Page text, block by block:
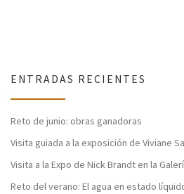
ENTRADAS RECIENTES
Reto de junio: obras ganadoras
Visita guiada a la exposición de Viviane
Visita a la Expo de Nick Brandt en la
Reto del verano: El agua en estado